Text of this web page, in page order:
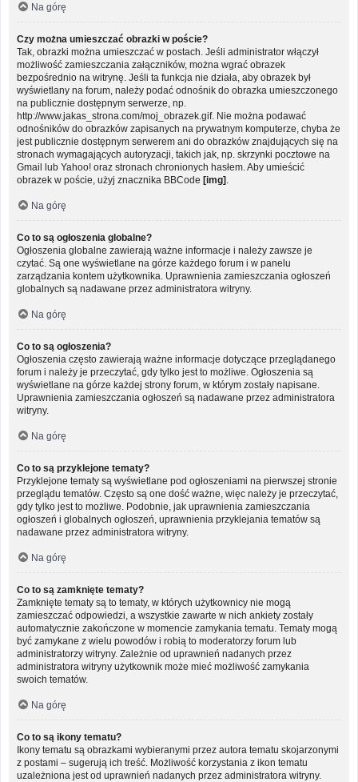
Na górę
Czy można umieszczać obrazki w poście?
Tak, obrazki można umieszczać w postach. Jeśli administrator włączył
możliwość zamieszczania załączników, można wgrać obrazek
bezpośrednio na witrynę. Jeśli ta funkcja nie działa, aby obrazek był
wyświetlany na forum, należy podać odnośnik do obrazka umieszczonego
na publicznie dostępnym serwerze, np.
http://www.jakas_strona.com/moj_obrazek.gif. Nie można podawać
odnośników do obrazków zapisanych na prywatnym komputerze, chyba że
jest publicznie dostępnym serwerem ani do obrazków znajdujących się na
stronach wymagających autoryzacji, takich jak, np. skrzynki pocztowe na
Gmail lub Yahoo! oraz stronach chronionych hasłem. Aby umieścić
obrazek w poście, użyj znacznika BBCode [img]
Na górę
Co to są ogłoszenia globalne?
Ogłoszenia globalne zawierają ważne informacje i należy zawsze je
czytać. Są one wyświetlane na górze każdego forum i w panelu
zarządzania kontem użytkownika. Uprawnienia zamieszczania ogłoszeń
globalnych są nadawane przez administratora witryny.
Na górę
Co to są ogłoszenia?
Ogłoszenia często zawierają ważne informacje dotyczące przeglądanego
forum i należy je przeczytać, gdy tylko jest to możliwe. Ogłoszenia są
wyświetlane na górze każdej strony forum, w którym zostały napisane.
Uprawnienia zamieszczania ogłoszeń są nadawane przez administratora
witryny.
Na górę
Co to są przyklejone tematy?
Przyklejone tematy są wyświetlane pod ogłoszeniami na pierwszej stronie
przeglądu tematów. Często są one dość ważne, więc należy je przeczytać,
gdy tylko jest to możliwe. Podobnie, jak uprawnienia zamieszczania
ogłoszeń i globalnych ogłoszeń, uprawnienia przyklejania tematów są
nadawane przez administratora witryny.
Na górę
Co to są zamknięte tematy?
Zamknięte tematy są to tematy, w których użytkownicy nie mogą
zamieszczać odpowiedzi, a wszystkie zawarte w nich ankiety zostały
automatycznie zakończone w momencie zamykania tematu. Tematy mogą
być zamykane z wielu powodów i robią to moderatorzy forum lub
administratorzy witryny. Zależnie od uprawnień nadanych przez
administratora witryny użytkownik może mieć możliwość zamykania
swoich tematów.
Na górę
Co to są ikony tematu?
Ikony tematu są obrazkami wybieranymi przez autora tematu skojarzonymi
z postami – sugerują ich treść. Możliwość korzystania z ikon tematu
uzależniona jest od uprawnień nadanych przez administratora witryny.